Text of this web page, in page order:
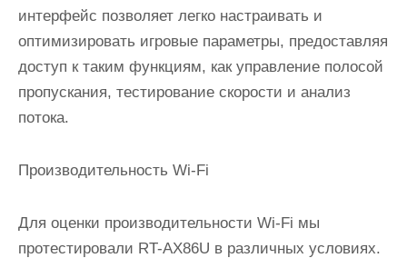
интерфейс позволяет легко настраивать и
оптимизировать игровые параметры, предоставляя
доступ к таким функциям, как управление полосой
пропускания, тестирование скорости и анализ
потока.
Производительность Wi-Fi
Для оценки производительности Wi-Fi мы
протестировали RT-AX86U в различных условиях.